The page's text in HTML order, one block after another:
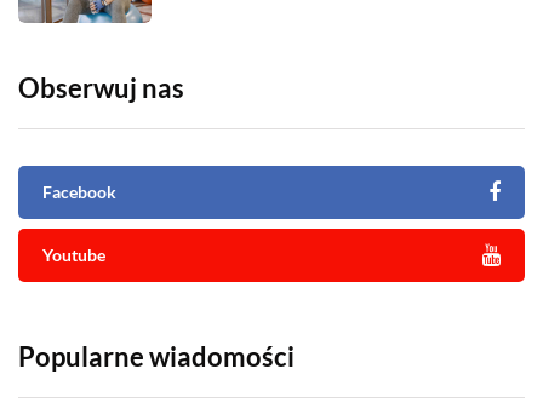
Obserwuj nas
Facebook
Youtube
Popularne wiadomości